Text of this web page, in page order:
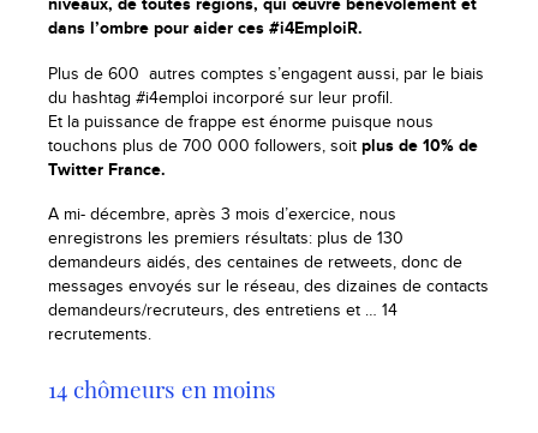
niveaux, de toutes régions, qui œuvre bénévolement et
dans l’ombre pour aider ces #i4EmploiR.
Plus de 600 autres comptes s’engagent aussi, par le biais
du hashtag #i4emploi incorporé sur leur profil.
Et la puissance de frappe est énorme puisque nous
touchons plus de 700 000 followers, soit plus de 10% de
Twitter France.
A mi- décembre, après 3 mois d’exercice, nous
enregistrons les premiers résultats: plus de 130
demandeurs aidés, des centaines de retweets, donc de
messages envoyés sur le réseau, des dizaines de contacts
demandeurs/recruteurs, des entretiens et … 14
recrutements.
14 chômeurs en moins